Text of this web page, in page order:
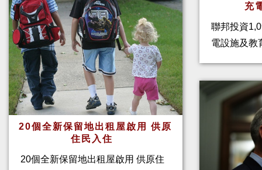
20個全新保留地出租屋啟用 供原
住民入住
20個全新保留地出租屋啟用 供原住
充
聯邦投資
電設施及教